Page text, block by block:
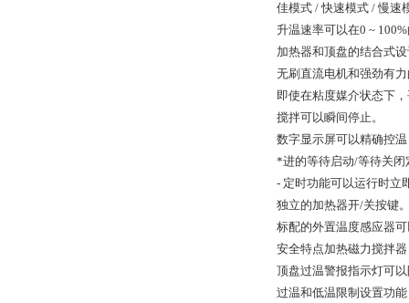
佳模式 / 快速模式 / 慢速
升温速率可以在0 ~
加热器和顶盘的结合式
无刷直流电机和强劲有
即使在粘度媒介状态下
搅拌可以瞬间停止。
数字显示屏可以精确控
*进的等待启动/等待关闭
- 定时功能可以运行时立
独立的加热器开/关按键
标配的外置温度感应器
安全特点加热磁力搅拌
顶盘过温警报指示灯可
过温和低温限制设置功